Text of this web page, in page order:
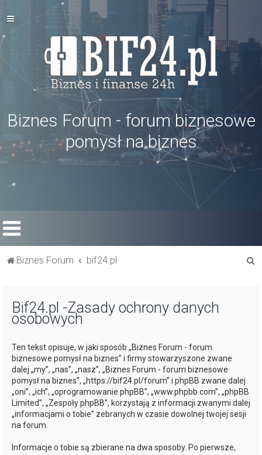
Biznes Forum - forum biznesowe
pomysł na biznes
Biznes Forum bif24.pl
Bif24.pl -Zasady ochrony danych
osobowych
Ten tekst opisuje, w jaki sposób „Biznes Forum - forum
biznesowe pomysł na biznes” i firmy stowarzyszone zwane
dalej „my”, „nas”, „nasz”, „Biznes Forum - forum biznesowe
pomysł na biznes”, „https://bif24.pl/forum” i phpBB zwane dalej
„oni”, „ich”, „oprogramowanie phpBB”, „www.phpbb.com”, „phpBB
Limited”, „Zespoły phpBB”, korzystają z informacji zwanymi dalej
„informacjami o tobie” zebranych w czasie dowolnej twojej sesji
na forum.
Informacje o tobie są zbierane na dwa sposoby. Po pierwsze,